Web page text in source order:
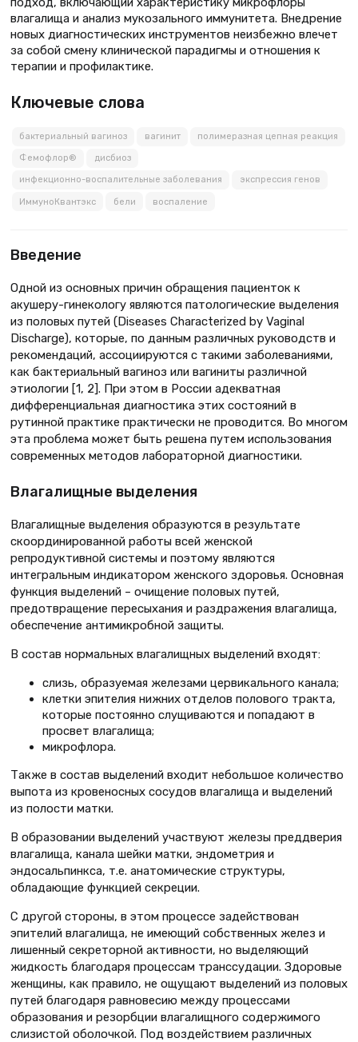
влагалища и анализ мукозального иммунитета. Внедрение
новых диагностических инструментов неизбежно влечет
за собой смену клинической парадигмы и отношения к
терапии и профилактике.
Ключевые слова
бактериальный вагиноз вагинит полимеразная цепная реакция
Фемофлор® дисбиоз
инфекционно-воспалительные заболевания экспрессия генов
ИммуноКвантэкс бели воспаление
Введение
Одной из основных причин обращения пациенток к
акушеру-гинекологу являются патологические выделения
из половых путей (Diseases Characterized by Vaginal
Discharge), которые, по данным различных руководств и
рекомендаций, ассоциируются с такими заболеваниями,
как бактериальный вагиноз или вагиниты различной
этиологии [1, 2]. При этом в России адекватная
дифференциальная диагностика этих состояний в
рутинной практике практически не проводится. Во многом
эта проблема может быть решена путем использования
современных методов лабораторной диагностики.
Влагалищные выделения
Влагалищные выделения образуются в результате
скоординированной работы всей женской
репродуктивной системы и поэтому являются
интегральным индикатором женского здоровья. Основная
функция выделений – очищение половых путей,
предотвращение пересыхания и раздражения влагалища,
обеспечение антимикробной защиты.
В состав нормальных влагалищных выделений входят:
слизь, образуемая железами цервикального канала;
клетки эпителия нижних отделов полового тракта,
которые постоянно слущиваются и попадают в
просвет влагалища;
микрофлора.
Также в состав выделений входит небольшое количество
выпота из кровеносных сосудов влагалища и выделений
из полости матки.
В образовании выделений участвуют железы преддверия
влагалища, канала шейки матки, эндометрия и
эндосальпинкса, т.е. анатомические структуры,
обладающие функцией секреции.
С другой стороны, в этом процессе задействован
эпителий влагалища, не имеющий собственных желез и
лишенный секреторной активности, но выделяющий
жидкость благодаря процессам транссудации. Здоровые
женщины, как правило, не ощущают выделений из половых
путей благодаря равновесию между процессами
образования и резорбции влагалищного содержимого
слизистой оболочкой. Под воздействием различных